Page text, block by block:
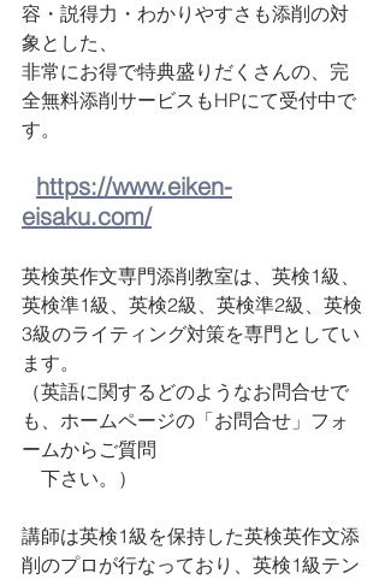
容・説得力・わかりやすさも添削の対
象とした、
非常にお得で特典盛りだくさんの、完
全無料添削サービスもHPにて受付中で
す。
https://www.eiken-
eisaku.com/
英検英作文専門添削教室は、英検1級、
英検準1級、英検2級、英検準2級、英検
3級のライティング対策を専門としてい
ます。
（英語に関するどのようなお問合せで
も、ホームページの「お問合せ」フォ
ームからご質問
下さい。）
講師は英検1級を保持した英検英作文添
削のプロが行なっており、英検1級テン